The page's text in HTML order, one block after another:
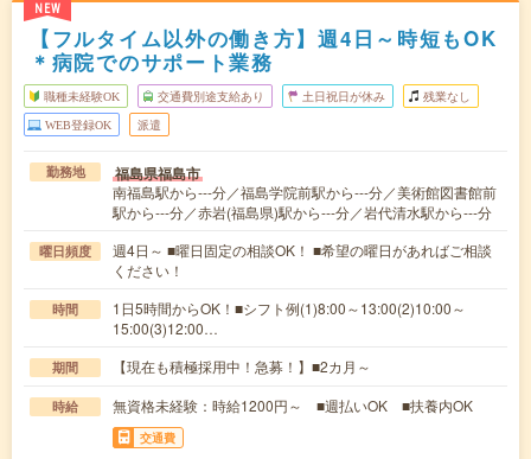
NEW
【フルタイム以外の働き方】週4日～時短もOK
＊病院でのサポート業務
職種未経験OK 交通費別途支給あり 土日祝日が休み 残業なし
WEB登録OK 派遣
勤務地 福島県福島市
南福島駅から---分／福島学院前駅から---分／美術館図書館前
駅から---分／赤岩(福島県)駅から---分／岩代清水駅から---分
曜日頻度
週4日～ ■曜日固定の相談OK！ ■希望の曜日があればご相談
ください！
時間
1日5時間からOK！■シフト例(1)8:00～13:00(2)10:00～
15:00(3)12:00…
期間 【現在も積極採用中！急募！】■2カ月～
時給 無資格未経験：時給1200円～ ■週払いOK ■扶養内OK
交通費